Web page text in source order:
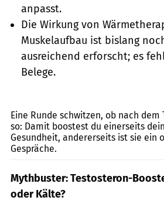
anpasst.
Die Wirkung von
Muskelaufbau ist bislang
ausreichend erforscht; es
Belege.
Eine Runde schwitzen, ob nach
so: Damit boostest du einerseits
Gesundheit, andererseits ist sie ein
Gespräche.
Mythbuster: Testosteron-
oder Kälte?